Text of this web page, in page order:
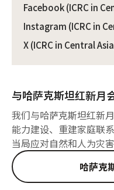
Facebook (ICRC in
Instagram (ICRC in
X (ICRC in Central
与哈萨克斯坦红新月
我们与哈萨克斯坦红新
能力建设、重建家庭联
当局应对自然和人为灾
哈萨克